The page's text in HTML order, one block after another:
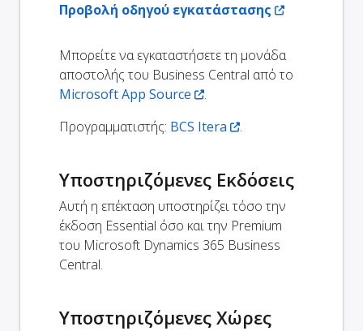
Προβολή οδηγού εγκατάστασης
Μπορείτε να εγκαταστήσετε τη μονάδα
αποστολής του Business Central από το
Microsoft App Source
.
Προγραμματιστής: BCS Itera .
Υποστηριζόμενες Εκδόσεις
Αυτή η επέκταση υποστηρίζει τόσο την
έκδοση Essential όσο και την Premium
του Microsoft Dynamics 365 Business
Central.
Υποστηριζόμενες Χώρες